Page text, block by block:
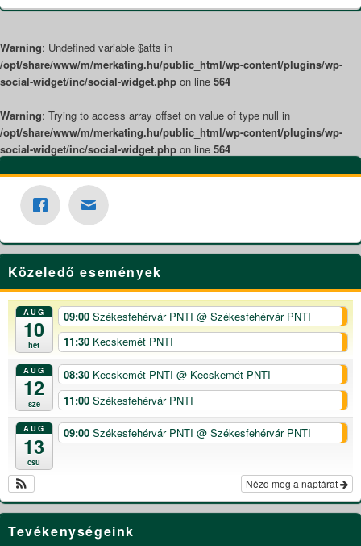
Warning: Undefined variable $atts in
/opt/share/www/m/merkating.hu/public_html/wp-content/plugins/wp-
social-widget/inc/social-widget.php on line 564
Warning: Trying to access array offset on value of type null in
/opt/share/www/m/merkating.hu/public_html/wp-content/plugins/wp-
social-widget/inc/social-widget.php on line 564
Közeledő események
AUG
10
hét
09:00 Székesfehérvár PNTI @ Székesfehérvár PNTI
11:30 Kecskemét PNTI
AUG
12
sze
08:30 Kecskemét PNTI @ Kecskemét PNTI
11:00 Székesfehérvár PNTI
AUG
13
csü
09:00 Székesfehérvár PNTI @ Székesfehérvár PNTI
Nézd meg a naptárat
Tevékenységeink